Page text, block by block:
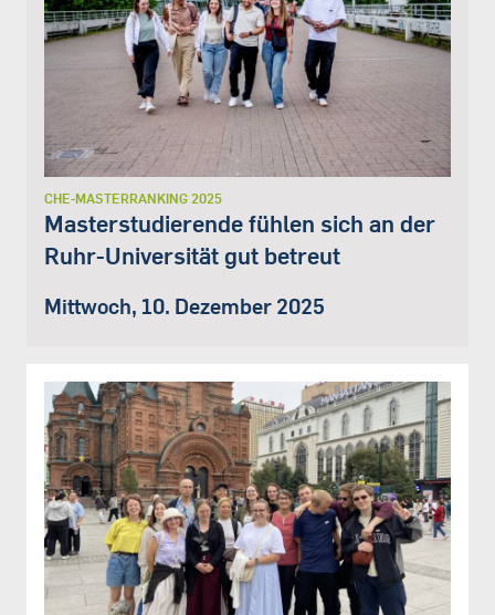
CHE-MASTERRANKING 2025
Masterstudierende fühlen sich an der
Ruhr-Universität gut betreut
Mittwoch, 10. Dezember 2025